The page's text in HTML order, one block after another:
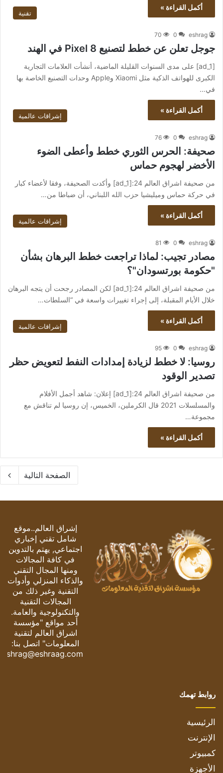
أكمل القراءة »
تقنية
eshrag
0
70
جوجل تعلن عن خطط لتصنيع Pixel 8 في الهند
[ad_1] على مدى السنوات القليلة الماضية، أنشأت العلامات التجارية
الكبرى للهواتف الذكية مثل Xiaomi وApple وحدات التصنيع الخاصة بها
في…
أكمل القراءة »
إشراقات عالمية
eshrag
0
76
صحيفة: الحرس الثوري خطط وأعطى الضوء
الأخضر لهجوم حماس
من صحيفة اشراق العالم 24:[ad_1] وأكدت الصحيفة، وفقا لأعضاء كبار
في حركة حماس وميليشيا حزب الله اللبناني، أن ضباطا من…
أكمل القراءة »
إشراقات عالمية
eshrag
0
81
مصادر تجيب: لماذا تراجعت خطط البرهان بشأن
"حكومة بورتسودان"؟
من صحيفة اشراق العالم 24:[ad_1] لكن المصادر رجحت أن يتجه البرهان
خلال الأيام المقبلة، إلى إجراء تغييرات واسعة في “السلطات…
أكمل القراءة »
إشراقات عالمية
eshrag
0
95
روسيا: لا خطط لزيادة إمدادات النفط لتعويض حظر
تصدير الوقود
من صحيفة اشراق العالم 24:[ad_1] إعلان: شاهد أجمل الأفلام
والمسلسلات 2021 قال الكرملين، الخميس، إن روسيا لم تناقش مع
مجموعة…
أكمل القراءة »
الصفحة التالية
إشراق العالم..موقع
شامل تقني إخباري
اجتماعي, يهتم بالتدوين
في كافة المجالات
ومنها المجال التقني
والذكاء المنزلي وأدوات
التقنية وغير ذلك من
المجالات التقنية
والتكنولوجية والعامة.
أحد مواقع "مؤسسة
اشراق العالم لتقنية
المعلومات" اتصل بنا:
eshrag@eshraag.com
روابط تهمك
الرئيسية
الإنترنت
كمبيوتر
الأجهزة